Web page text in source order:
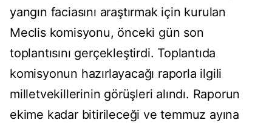
yangın faciasını araştırmak için kurulan
Meclis komisyonu, önceki gün son
toplantısını gerçekleştirdi. Toplantıda
komisyonun hazırlayacağı raporla ilgili
milletvekillerinin görüşleri alındı. Raporun
ekime kadar bitirileceği ve temmuz ayına